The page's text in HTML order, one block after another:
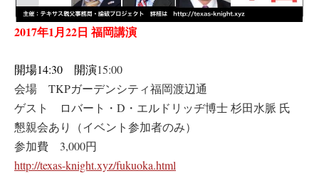
2017年1月22日 福岡講演
開場14:30 開演15:00
会場 TKPガーデンシティ福岡渡辺通
ゲスト ロバート・D・エルドリッヂ博士 杉田水脈 氏
懇親会あり（イベント参加者のみ）
参加費 3,000円
http://texas-knight.xyz/fukuoka.html